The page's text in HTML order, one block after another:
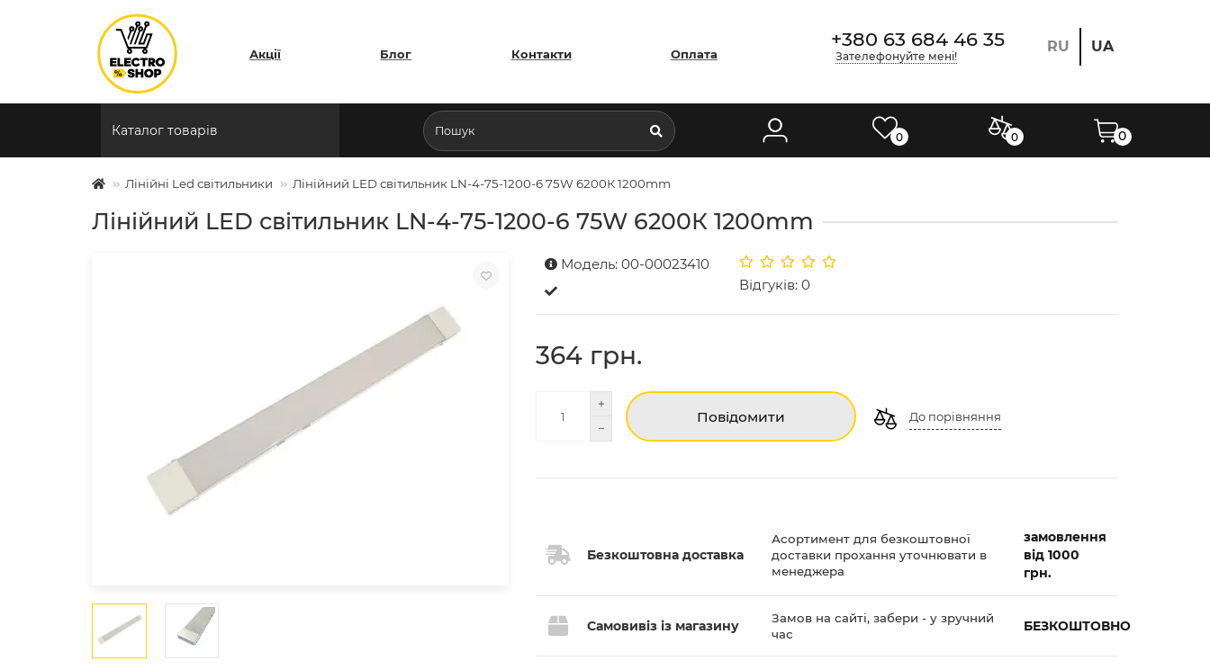
Акції Блог Контакти Оплата
+380 63 684 46 35
Зателефонуйте мені!
RU UA
Каталог товарів 0 0 0
Лінійні Led світильники Лінійний LED світильник LN-4-75-1200-6 75W 6200К 1200mm
Лінійний LED світильник LN-4-75-1200-6 75W 6200К 1200mm
Модель: 00-00023410
Відгуків: 0
364 грн.
Повідомити До порівняння
Безкоштовна доставка
Асортимент для безкоштовної
доставки прохання уточнювати в
менеджера
замовлення
від 1000
грн.
Самовивіз із магазину
Замов на сайті, забери - у зручний
час
БЕЗКОШТОВНО